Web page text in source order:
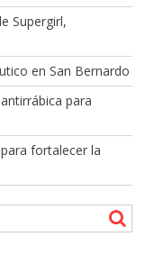
Supergirl,
en San Bernardo
para
fortalecer la